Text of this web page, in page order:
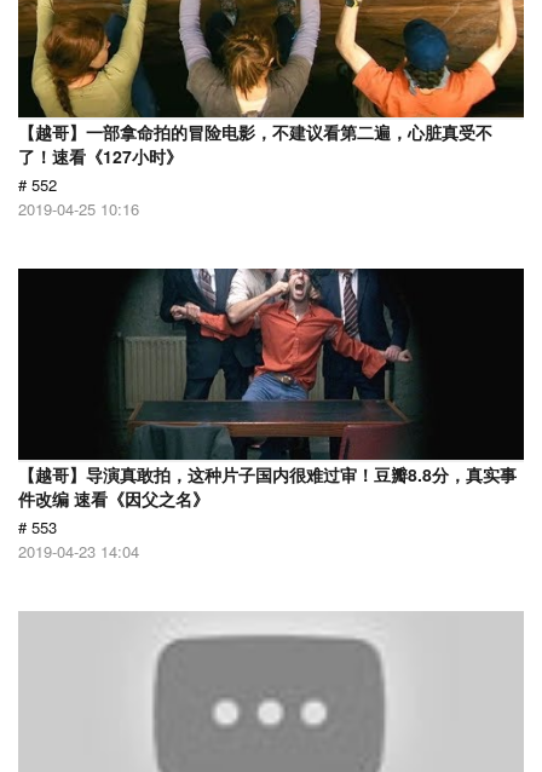
【越哥】一部拿命拍的冒险电影，不建议看第二遍，心脏真受不
了！速看《127小时》
# 552
2019-04-25 10:16
【越哥】导演真敢拍，这种片子国内很难过审！豆瓣8.8分，真实事
件改编 速看《因父之名》
# 553
2019-04-23 14:04